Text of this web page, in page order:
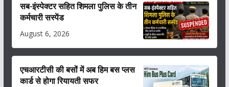
सब-इंस्पेक्टर सहित शिमला पुलिस के तीन
कर्मचारी सस्पेंड
August 6, 2026
एचआरटीसी की बसों में अब हिम बस प्लस
कार्ड से होगा रियायती सफर